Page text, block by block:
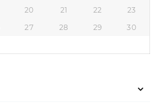
20 21 22
23
27 28 29
30